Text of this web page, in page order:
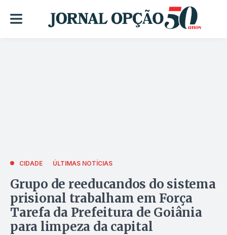
CIDADE ÚLTIMAS NOTÍCIAS
Grupo de reeducandos do sistema
prisional trabalham em Força
Tarefa da Prefeitura de Goiânia
para limpeza da capital